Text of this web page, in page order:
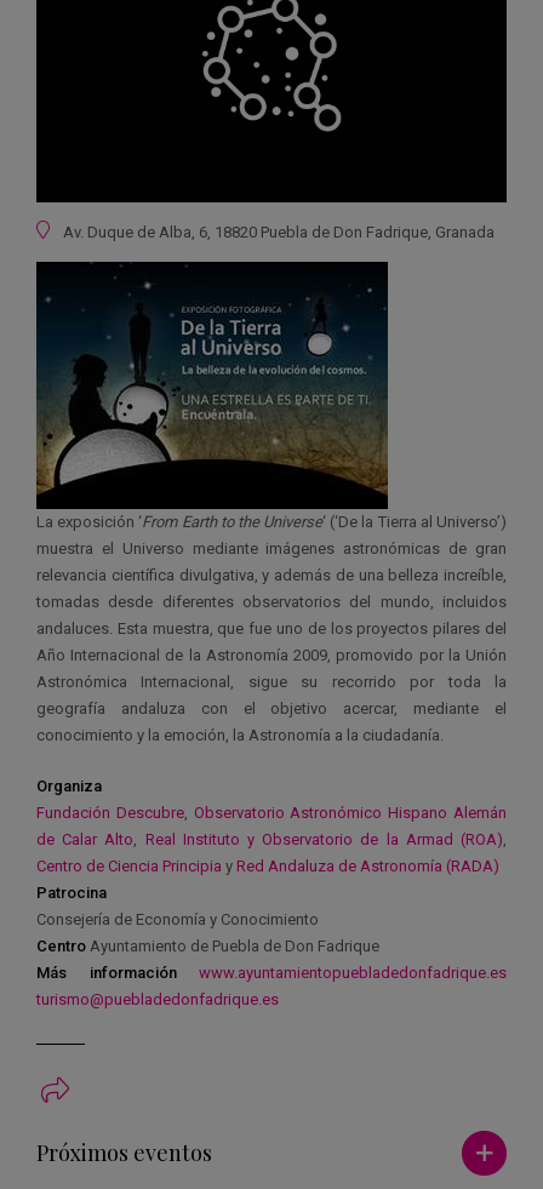
Ubicación
Av. Duque de Alba, 6, 18820 Puebla de Don Fadrique, Granada
La exposición ‘From Earth to the Universe‘ (‘De la Tierra al Universo’)
muestra el Universo mediante imágenes astronómicas de gran
relevancia científica divulgativa, y además de una belleza increíble,
tomadas desde diferentes observatorios del mundo, incluidos
andaluces. Esta muestra, que fue uno de los proyectos pilares del
Año Internacional de la Astronomía 2009, promovido por la Unión
Astronómica Internacional, sigue su recorrido por toda la
geografía andaluza con el objetivo acercar, mediante el
conocimiento y la emoción, la Astronomía a la ciudadanía.
Organiza
Fundación Descubre, Observatorio Astronómico Hispano Alemán
de Calar Alto, Real Instituto y Observatorio de la Armad (ROA),
Centro de Ciencia Principia y Red Andaluza de Astronomía (RADA)
Patrocina
Consejería de Economía y Conocimiento
Centro Ayuntamiento de Puebla de Don Fadrique
Más información
www.ayuntamientopuebladedonfadrique.es
turismo@puebladedonfadrique.es
Próximos eventos Ver más